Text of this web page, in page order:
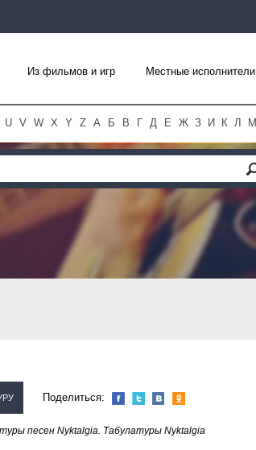
Из фильмов и игр Местные исполнители
U V W X Y Z А Б В Г Д Е Ж З И К Л М
Поделиться:
песен Nyktalgia. Табулатуры Nyktalgia